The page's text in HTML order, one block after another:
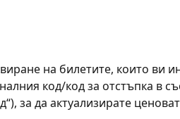
на билетите, които ви
код/код за отстъпка в
за да актуализирате